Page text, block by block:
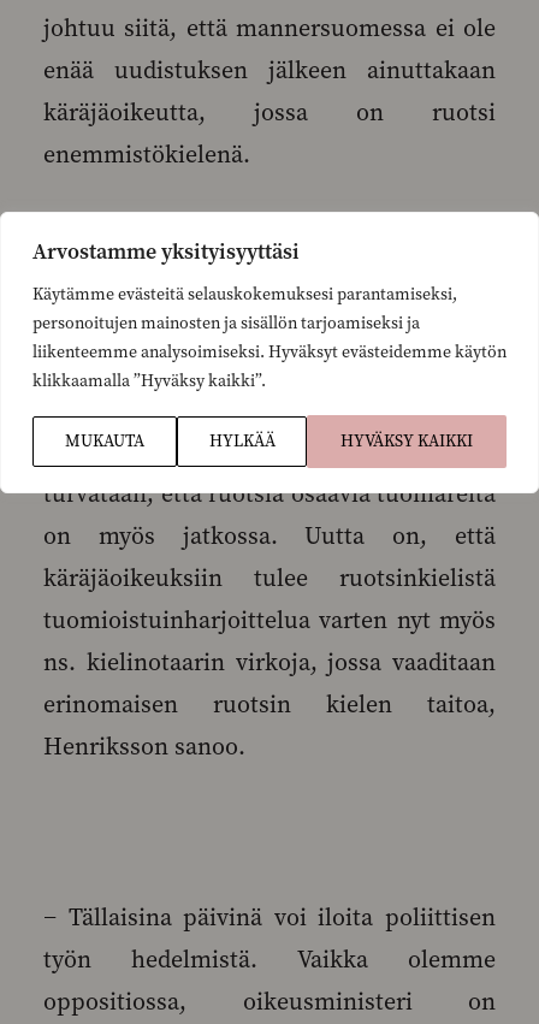
Arvostamme yksityisyyttäsi
Käytämme evästeitä selauskokemuksesi parantamiseksi,
personoitujen mainosten ja sisällön tarjoamiseksi ja
liikenteemme analysoimiseksi. Hyväksyt evästeidemme käytön
klikkaamalla ”Hyväksy kaikki”.
MUKAUTA HYLKÄÄ HYVÄKSY KAIKKI
johtuu siitä, että mannersuomessa ei ole
enää uudistuksen jälkeen ainuttakaan
käräjäoikeutta, jossa on ruotsi
enemmistökielenä.
− Perustamalla ruotsinkielisiä
käräjänotaarin virkoja voidaan turvata
ruotsinkielinen palvelu tuomioistuimissa
myös tulevaisuudessa. Tällä tavalla
turvataan, että ruotsia osaavia tuomareita
on myös jatkossa. Uutta on, että
käräjäoikeuksiin tulee ruotsinkielistä
tuomioistuinharjoittelua varten nyt myös
ns. kielinotaarin virkoja, jossa vaaditaan
erinomaisen ruotsin kielen taitoa,
Henriksson sanoo.
− Tällaisina päivinä voi iloita poliittisen
työn hedelmistä. Vaikka olemme
oppositiossa, oikeusministeri on